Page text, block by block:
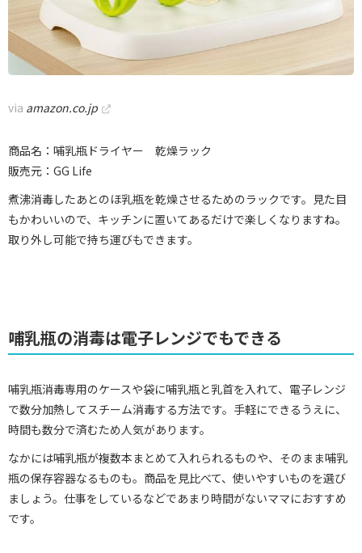
via amazon.co.jp
商品名：哺乳瓶ドライヤー 乾燥ラック
販売元：GG Life
煮沸消毒したあとのほ乳瓶を乾燥させるためのラックです。見た目
もかわいいので、キッチンに置いてあるだけで楽しくなりますね。
取り外し可能で持ち運びもできます。
哺乳瓶の消毒は電子レンジでもできる
哺乳瓶消毒専用のケースや袋に哺乳瓶と乳首を入れて、電子レンジ
で数分加熱してスチーム消毒する方法です。手軽にできるうえに、
時間も数分で済むため人気があります。
なかには哺乳瓶が複数本まとめて入れられるものや、そのまま哺乳
瓶の保存容器なるものも。商品を見比べて、使いやすいものを選び
ましょう。仕事をしているなどであまり時間がないママにおすすめ
です。